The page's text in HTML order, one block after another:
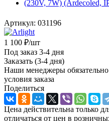
Артикул: 031196
1 100 ₽/шт
Под заказ 3-4 дня
Заказать (3-4 дня)
Наши менеджеры
условия заказа
Поделиться
Цена действительна только
отличаться от цен в